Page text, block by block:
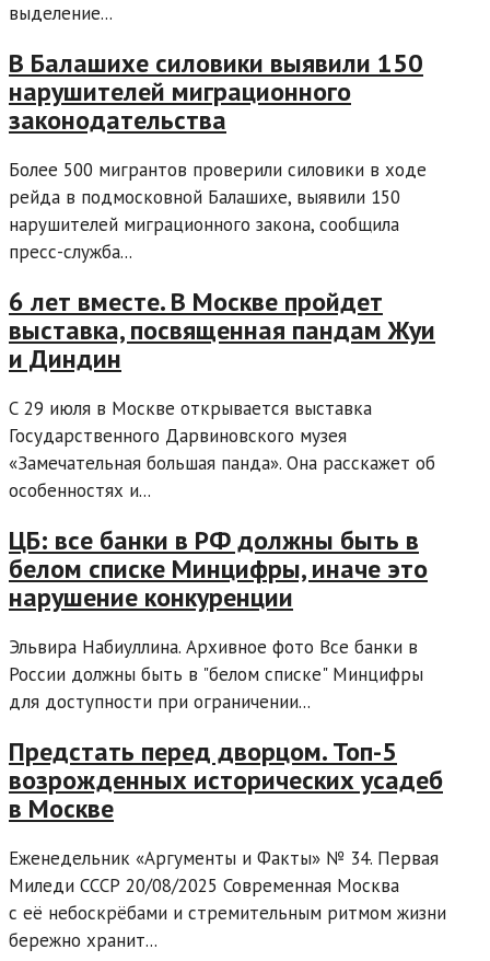
выделение...
В Балашихе силовики выявили 150
нарушителей миграционного
законодательства
Более 500 мигрантов проверили силовики в ходе
рейда в подмосковной Балашихе, выявили 150
нарушителей миграционного закона, сообщила
пресс-служба...
6 лет вместе. В Москве пройдет
выставка, посвященная пандам Жуи
и Диндин
С 29 июля в Москве открывается выставка
Государственного Дарвиновского музея
«Замечательная большая панда». Она расскажет об
особенностях и...
ЦБ: все банки в РФ должны быть в
белом списке Минцифры, иначе это
нарушение конкуренции
Эльвира Набиуллина. Архивное фото Все банки в
России должны быть в "белом списке" Минцифры
для доступности при ограничении...
Предстать перед дворцом. Топ-5
возрожденных исторических усадеб
в Москве
Еженедельник «Аргументы и Факты» № 34. Первая
Миледи СССР 20/08/2025 Современная Москва
с её небоскрёбами и стремительным ритмом жизни
бережно хранит...